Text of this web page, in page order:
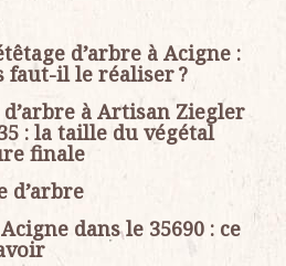
d’arbre à Acigne :
faut-il le réaliser ?
d’arbre à Artisan Ziegler
: la taille du végétal
finale
d’arbre
dans le 35690 : ce